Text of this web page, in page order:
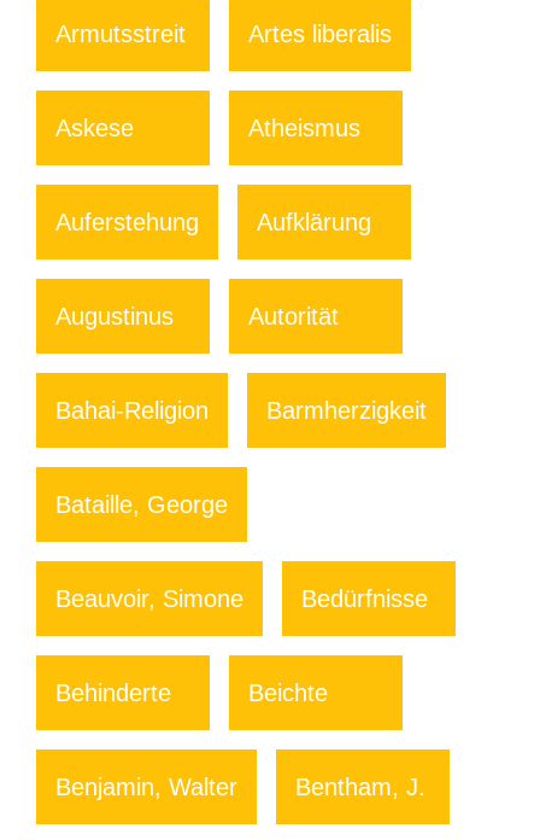
Armutsstreit Artes liberalis
Askese Atheismus
Auferstehung Aufklärung
Augustinus Autorität
Bahai-Religion Barmherzigkeit
Bataille, George
Beauvoir, Simone Bedürfnisse
Behinderte Beichte
Benjamin, Walter Bentham, J.